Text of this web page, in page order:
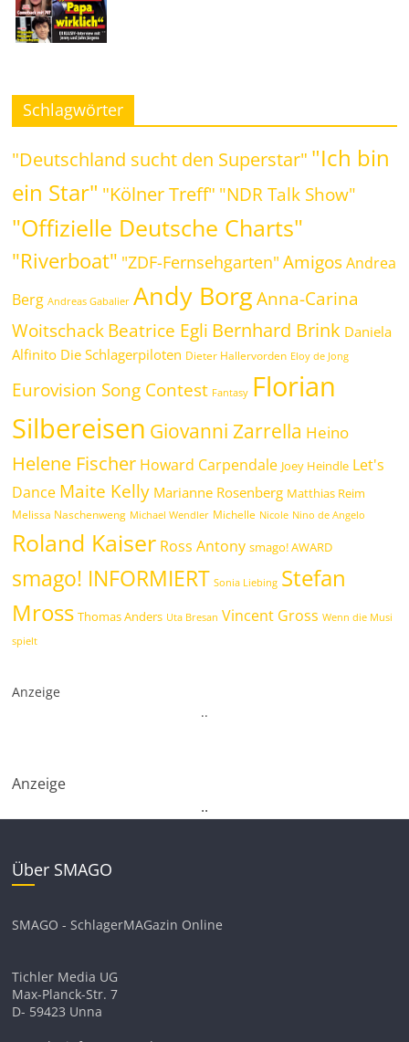
Schlagwörter
"Deutschland sucht den Superstar" "Ich bin
ein Star" "Kölner Treff" "NDR Talk Show"
"Offizielle Deutsche Charts"
"Riverboat" "ZDF-Fernsehgarten" Amigos Andrea
Berg Andreas Gabalier Andy Borg Anna-Carina
WoitschackBeatrice Egli Bernhard Brink Daniela
Alfinito Die Schlagerpiloten Dieter Hallervorden Eloy de Jong
Eurovision Song Contest Fantasy Florian
Silbereisen Giovanni Zarrella Heino
Helene Fischer Howard Carpendale Joey Heindle Let's
Dance Maite Kelly Marianne Rosenberg Matthias Reim
Melissa Naschenweng Michael Wendler Michelle Nicole Nino de Angelo
Roland Kaiser Ross Antony smago! AWARD
smago! INFORMIERT Sonia Liebing Stefan
Mross Thomas Anders Uta Bresan Vincent Gross Wenn die Musi
spielt
Anzeige
..
Anzeige
..
Über SMAGO
SMAGO - SchlagerMAGazin Online
Tichler Media UG
Max-Planck-Str. 7
D- 59423 Unna